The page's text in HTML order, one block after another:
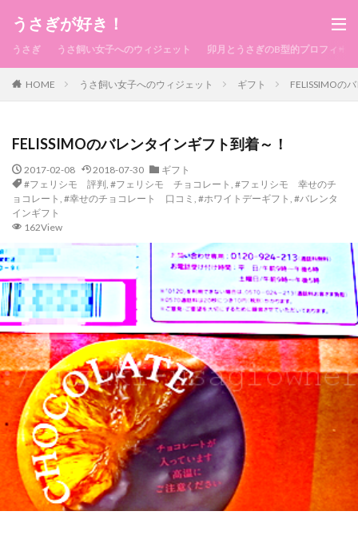
うさぎが好き！
うさぎ うさ飼い女子へのウィジェット 卯月とうさぎのB型的プロフィール
HOME うさ飼い女子へのウィジェット ギフト FELISSIMOの
FELISSIMOのバレンタインギフト到着～！
2017-02-08 2018-07-30
ギフト
#フェリシモ 評判, #フェリシモ チョコレート , #フェリシモ 幸せのチ
ョコレート , #幸せのチョコレート 口コミ , #ホワイトデーギフト , #バレンタ
インギフト
162View